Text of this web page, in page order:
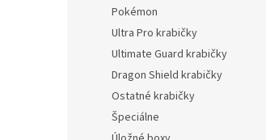
Pokémon
Ultra Pro krabičky
Ultimate Guard krabičky
Dragon Shield krabičky
Ostatné krabičky
Špeciálne